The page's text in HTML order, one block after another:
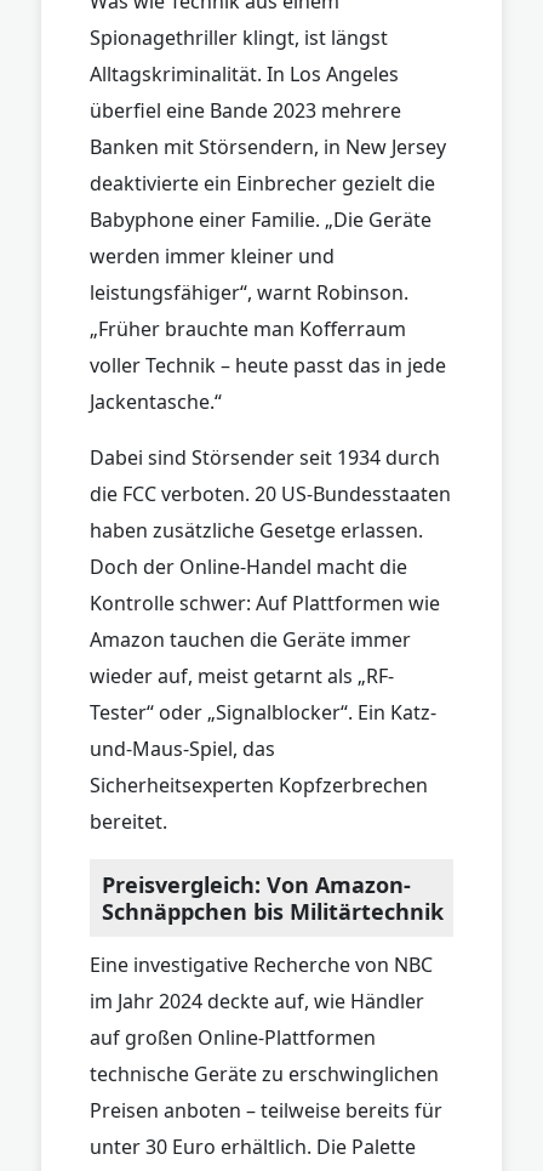
Spionagethriller klingt, ist längst
Alltagskriminalität. In Los Angeles
überfiel eine Bande 2023 mehrere
Banken mit Störsendern, in New Jersey
deaktivierte ein Einbrecher gezielt die
Babyphone einer Familie. „Die Geräte
werden immer kleiner und
leistungsfähiger“, warnt Robinson.
„Früher brauchte man Kofferraum
voller Technik – heute passt das in jede
Jackentasche.“
Dabei sind Störsender seit 1934 durch
die FCC verboten. 20 US-Bundesstaaten
haben zusätzliche Gesetge erlassen.
Doch der Online-Handel macht die
Kontrolle schwer: Auf Plattformen wie
Amazon tauchen die Geräte immer
wieder auf, meist getarnt als „RF-
Tester“ oder „Signalblocker“. Ein Katz-
und-Maus-Spiel, das
Sicherheitsexperten Kopfzerbrechen
bereitet.
Preisvergleich: Von Amazon-
Schnäppchen bis Militärtechnik
Eine investigative Recherche von NBC
im Jahr 2024 deckte auf, wie Händler
auf großen Online-Plattformen
technische Geräte zu erschwinglichen
Preisen anboten – teilweise bereits für
unter 30 Euro erhältlich. Die Palette